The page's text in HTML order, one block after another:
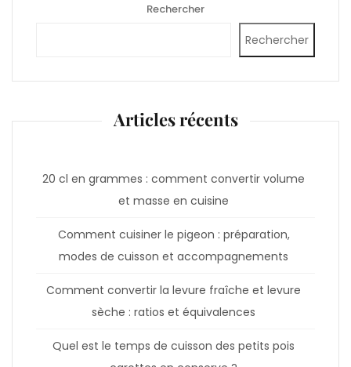
Rechercher
Rechercher
Articles récents
20 cl en grammes : comment convertir volume
et masse en cuisine
Comment cuisiner le pigeon : préparation,
modes de cuisson et accompagnements
Comment convertir la levure fraîche et levure
sèche : ratios et équivalences
Quel est le temps de cuisson des petits pois